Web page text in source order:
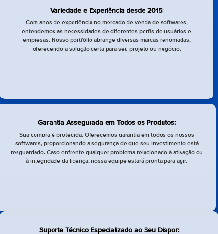
Variedade e Experiência desde 2015:
Com anos de experiência no mercado de venda de softwares,
entendemos as necessidades de diferentes perfis de usuários e
empresas. Nosso portfólio abrange diversas marcas renomadas,
oferecendo a solução certa para seu projeto ou negócio.
Garantia Assegurada em Todos os Produtos:
Sua compra é protegida. Oferecemos garantia em todos os nossos
softwares, proporcionando a segurança de que seu investimento está
resguardado. Caso enfrente qualquer problema relacionado à ativação ou
à integridade da licença, nossa equipe estará pronta para agir.
Suporte Técnico Especializado ao Seu Dispor: